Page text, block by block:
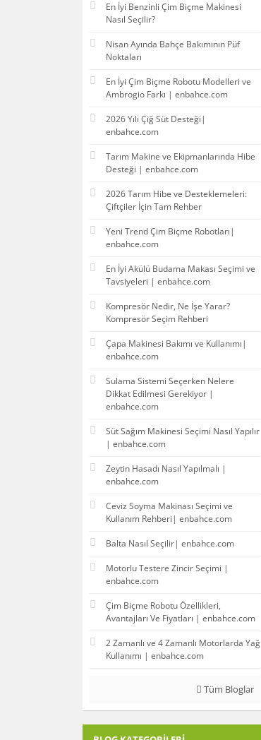
En İyi Benzinli Çim Biçme Makinesi
Nasıl Seçilir?
Nisan Ayında Bahçe Bakımının Püf
Noktaları
En İyi Çim Biçme Robotu Modelleri ve
Ambrogio Farkı | enbahce.com
2026 Yılı Çiğ Süt Desteği|
enbahce.com
Tarım Makine ve Ekipmanlarında Hibe
Desteği | enbahce.com
2026 Tarım Hibe ve Desteklemeleri:
Çiftçiler İçin Tam Rehber
Yeni Trend Çim Biçme Robotları|
enbahce.com
En İyi Akülü Budama Makası Seçimi ve
Tavsiyeleri | enbahce.com
Kompresör Nedir, Ne İşe Yarar?
Kompresör Seçim Rehberi
Çapa Makinesi Bakımı ve Kullanımı|
enbahce.com
Sulama Sistemi Seçerken Nelere
Dikkat Edilmesi Gerekiyor |
enbahce.com
Süt Sağım Makinesi Seçimi Nasıl Yapılır
| enbahce.com
Zeytin Hasadı Nasıl Yapılmalı |
enbahce.com
Ceviz Soyma Makinası Seçimi ve
Kullanım Rehberi| enbahce.com
Balta Nasıl Seçilir| enbahce.com
Motorlu Testere Zincir Seçimi |
enbahce.com
Çim Biçme Robotu Özellikleri,
Avantajları Ve Fiyatları | enbahce.com
2 Zamanlı ve 4 Zamanlı Motorlarda Yağ
Kullanımı | enbahce.com
Tüm Bloglar